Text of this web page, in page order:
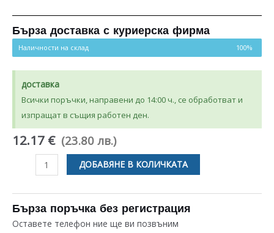
Бърза доставка с куриерска фирма
Наличности на склад 100%
доставка
Всички поръчки, направени до 14:00 ч., се обработват и
изпращат в същия работен ден.
12.17 € (23.80 лв.)
количество
НОЖОВЕ
10
БРОЯ
ДОБАВЯНЕ В КОЛИЧКАТА
Бърза поръчка без регистрация
Оставете телефон ние ще ви позвъним